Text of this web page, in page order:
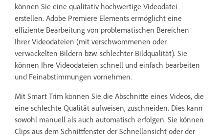
können Sie eine qualitativ hochwertige Videodatei
erstellen. Adobe Premiere Elements ermöglicht eine
effiziente Bearbeitung von problematischen Bereichen
Ihrer Videodateien (mit verschwommenen oder
verwackelten Bildern bzw. schlechter Bildqualität). Sie
können Ihre Videodateien schnell und einfach bearbeiten
und Feinabstimmungen vornehmen.
Mit Smart Trim können Sie die Abschnitte eines Videos, die
eine schlechte Qualität aufweisen, zuschneiden. Dies kann
sowohl manuell als auch automatisch erfolgen. Sie können
Clips aus dem Schnittfenster der Schnellansicht oder der